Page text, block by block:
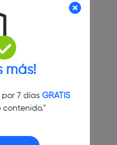
más!
7 días GRATIS
contenido."